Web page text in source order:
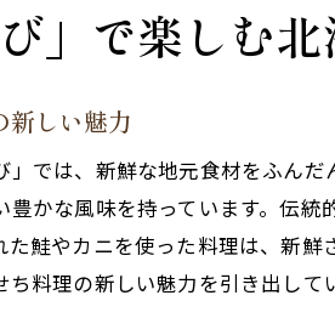
家族や友人と
選び抜かれた
おせち料理に
素材の持ち味
居酒屋で楽し
」で楽しむ
新しい魅力
では、新鮮な地元食材をふん
かな風味を持っています。伝
鮭やカニを使った料理は、新
料理の新しい魅力を引き出して